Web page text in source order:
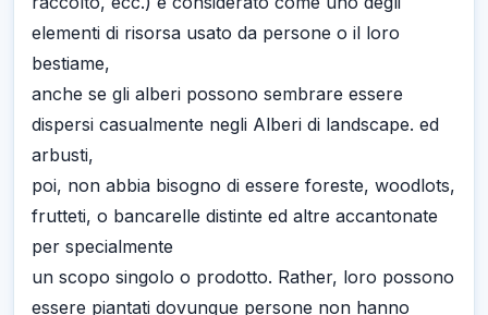
elementi di risorsa usato da persone o il loro
bestiame,
anche se gli alberi possono sembrare essere
dispersi casualmente negli Alberi di landscape. ed
arbusti,
poi, non abbia bisogno di essere foreste, woodlots,
frutteti, o bancarelle distinte ed altre accantonate
per specialmente
un scopo singolo o prodotto. Rather, loro possono
essere piantati dovunque persone non hanno